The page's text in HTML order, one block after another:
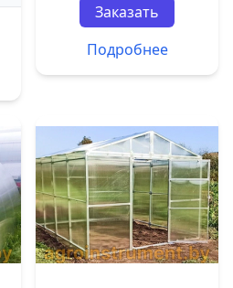
Заказать
Подробнее